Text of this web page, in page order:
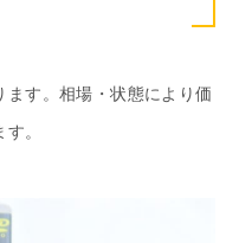
す。相場・状態により価
。